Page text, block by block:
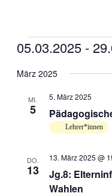
Veranstaltungen
05.03.2025 -
wählen.
März 2025
MI.
5
5. März 2025
Lehrer*innen
DO.
13
Jg.8:
Wahlen
13. März 2025 @